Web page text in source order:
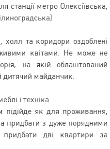
станції метро Олексіївська,
та коридори оздоблені
квітами. Не може не
на якій облаштований
дитячий майданчик.
і техніка.
як для проживання,
придбати з дуже порядними
дві квартири за